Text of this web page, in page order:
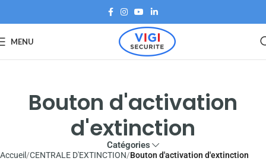
MENU
Bouton d'activation
d'extinction
Catégories
Accueil CENTRALE D'EXTINCTION Bouton d'activation d'extinction